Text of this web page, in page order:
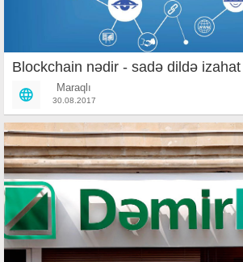
Blockchain nədir - sadə dildə izahat
Maraqlı
30.08.2017